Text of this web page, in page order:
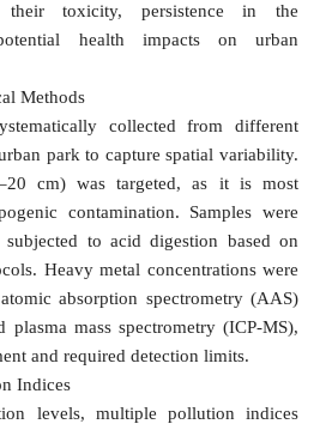
their toxicity, persistence in the
health impacts on urban
Methods
collected from different
park to capture spatial variability.
cm) was targeted, as it is most
contamination. Samples were
to acid digestion based on
Heavy metal concentrations were
absorption spectrometry (AAS)
mass spectrometry (ICP-MS),
and required detection limits.
Indices
levels, multiple pollution indices